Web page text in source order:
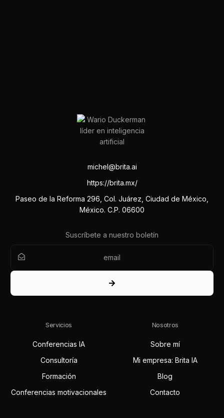
michel@brita.ai
https://brita.mx/
Paseo de la Reforma 296, Col. Juárez, Ciudad de México,
México. C.P. 06600
Suscríbete a nuestro boletín
Servicios
Conferencias IA
Consultoría
Formación
Conferencias motivacionales
Nosotros
Sobre mí
Mi empresa: Brita IA
Blog
Contacto